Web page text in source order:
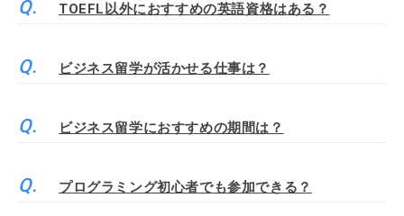
TOEFL以外におすすめの英語資格はある？
ビジネス留学が活かせる仕事は？
ビジネス留学におすすめの期間は？
プログラミング初心者でも参加できる？